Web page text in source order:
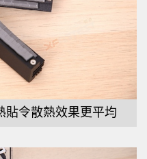
貼令散熱效果更平均